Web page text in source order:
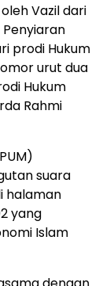
Vazil dari
prodi Hukum
urut dua
Hukum
Rahmi
suara
halaman
yang
Islam